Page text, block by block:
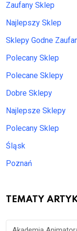
Zaufany Sklep
Najlepszy Sklep
Sklepy Godne
Polecany Sklep
Polecane Sklepy
Dobre Sklepy
Najlepsze Sklepy
Polecany Sklep
Śląsk
Poznań
TEMATY